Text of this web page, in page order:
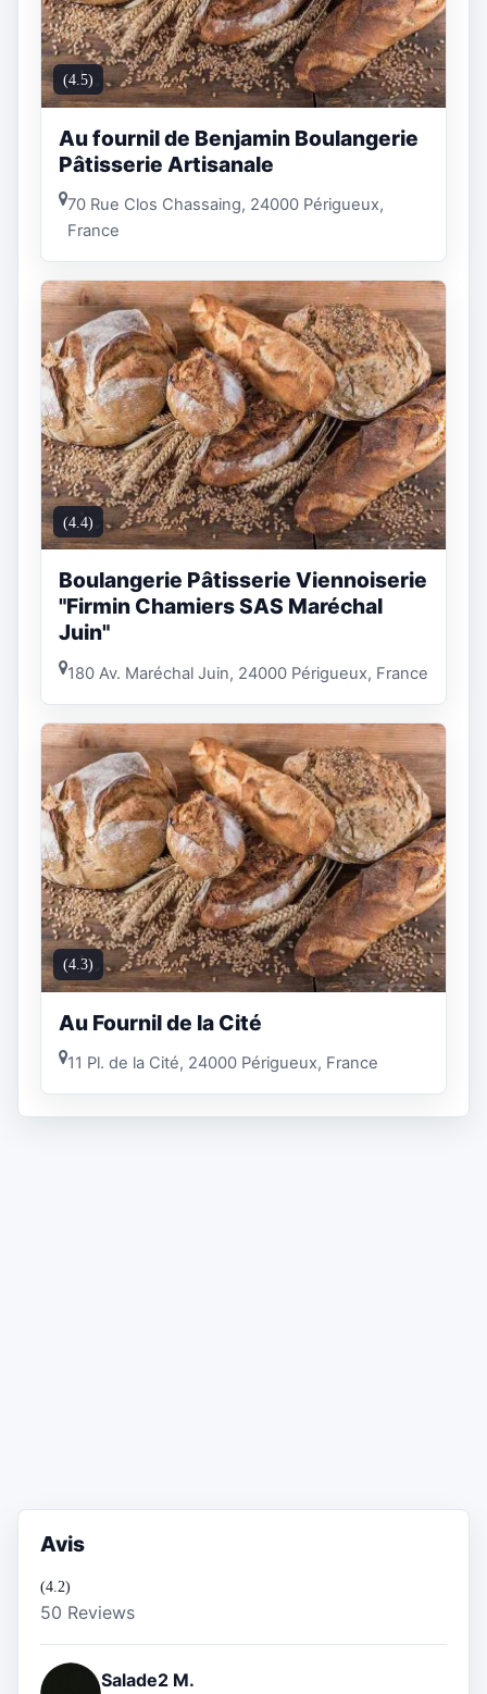
(4.5)
Au fournil de Benjamin Boulangerie
Pâtisserie Artisanale
70 Rue Clos Chassaing, 24000 Périgueux,
France
(4.4)
Boulangerie Pâtisserie Viennoiserie
"Firmin Chamiers SAS Maréchal
Juin"
180 Av. Maréchal Juin, 24000 Périgueux, France
(4.3)
Au Fournil de la Cité
11 Pl. de la Cité, 24000 Périgueux, France
Avis
(4.2)
50 Reviews
Salade2 M.